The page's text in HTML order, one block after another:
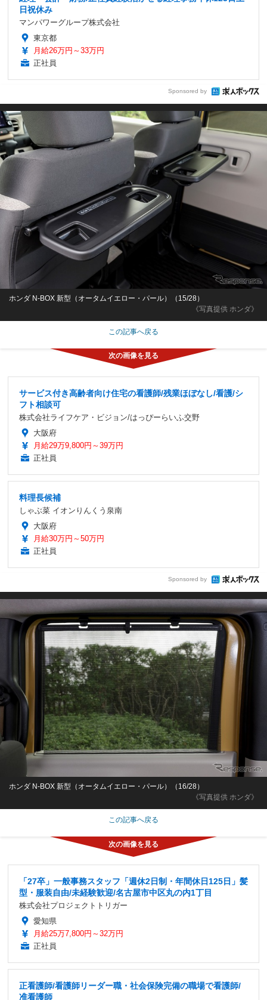
日祝休み
マンパワーグループ株式会社
東京都
月給26万円～33万円
正社員
Sponsored by
《写真提供 ホンダ》
ホンダ N-BOX 新型（オータムイエロー・パール）（15/28）
この記事へ戻る
サービス付き高齢者向け住宅の看護師/残業ほぼなし/看護/シ
フト相談可
株式会社ライフケア・ビジョン/はっぴーらいふ交野
大阪府
月給29万9,800円～39万円
正社員
料理長候補
しゃぶ菜 イオンりんくう泉南
大阪府
月給30万円～50万円
正社員
Sponsored by
《写真提供 ホンダ》
ホンダ N-BOX 新型（オータムイエロー・パール）（16/28）
この記事へ戻る
「27卒」一般事務スタッフ「週休2日制・年間休日125日」髪
型・服装自由/未経験歓迎/名古屋市中区丸の内1丁目
株式会社プロジェクトトリガー
愛知県
月給25万7,800円～32万円
正社員
正看護師/看護師リーダー職・社会保険完備の職場で看護師/
准看護師